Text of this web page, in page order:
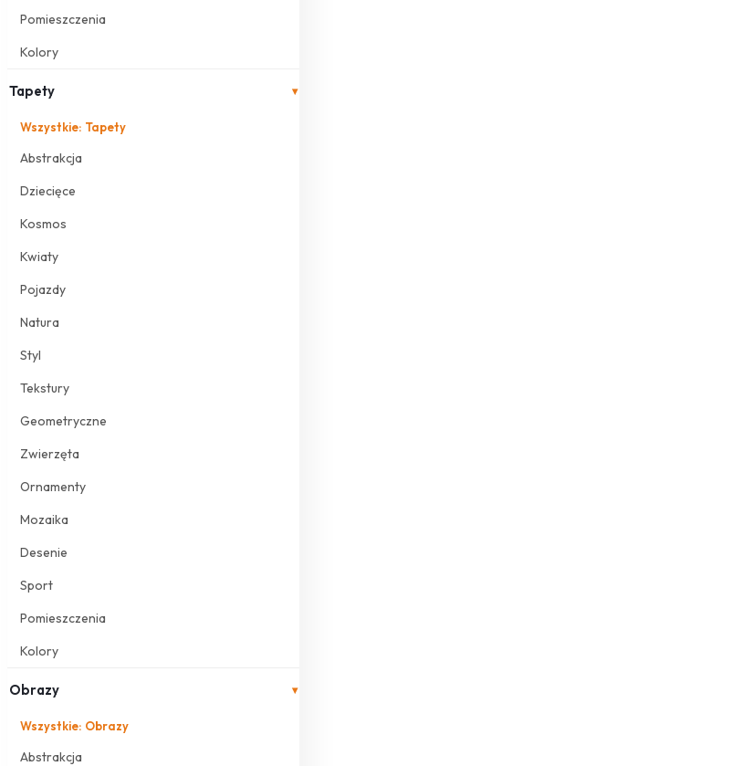
Pomieszczenia
Kolory
Tapety ▾
Wszystkie: Tapety
Abstrakcja
Dziecięce
Kosmos
Kwiaty
Pojazdy
Natura
Styl
Tekstury
Geometryczne
Zwierzęta
Ornamenty
Mozaika
Desenie
Sport
Pomieszczenia
Kolory
Obrazy ▾
Wszystkie: Obrazy
Abstrakcja